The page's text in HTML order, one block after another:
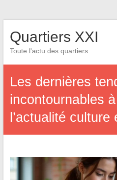
Quartiers XXI
Toute l'actu des quartiers
Les dernières
incontournables
l’actualité